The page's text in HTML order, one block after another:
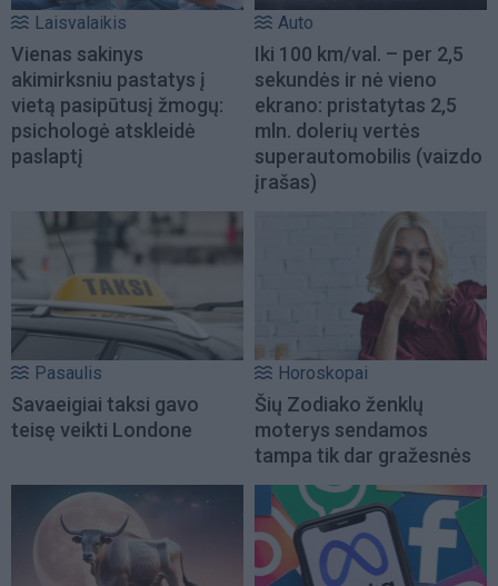
Laisvalaikis
Vienas sakinys
akimirksniu pastatys į
vietą pasipūtusį žmogų:
psichologė atskleidė
paslaptį
Auto
Iki 100 km/val. – per 2,5
sekundės ir nė vieno
ekrano: pristatytas 2,5
mln. dolerių vertės
superautomobilis (vaizdo
įrašas)
Pasaulis
Savaeigiai taksi gavo
teisę veikti Londone
Horoskopai
Šių Zodiako ženklų
moterys sendamos
tampa tik dar gražesnės